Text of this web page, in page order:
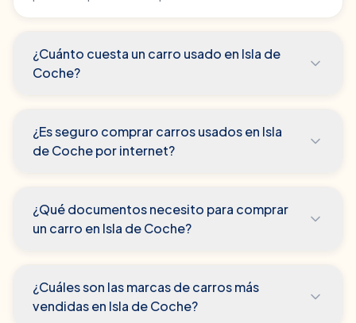
¿Cuánto cuesta un carro usado en Isla de
Coche?
¿Es seguro comprar carros usados en Isla
de Coche por internet?
¿Qué documentos necesito para comprar
un carro en Isla de Coche?
¿Cuáles son las marcas de carros más
vendidas en Isla de Coche?